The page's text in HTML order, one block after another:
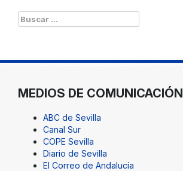
Buscar:
MEDIOS DE COMUNICACIÓN
ABC de Sevilla
Canal Sur
COPE Sevilla
Diario de Sevilla
El Correo de Andalucía